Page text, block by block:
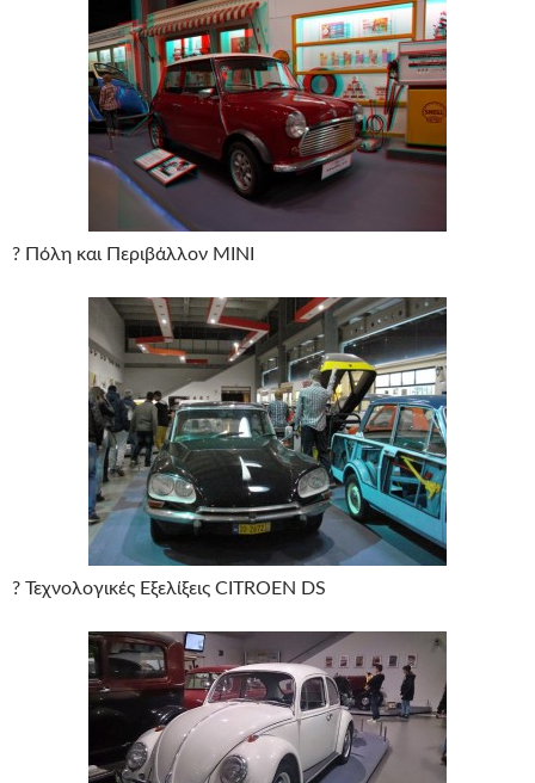
? Πόλη και Περιβάλλον MINI
? Τεχνολογικές Εξελίξεις CITROEN DS